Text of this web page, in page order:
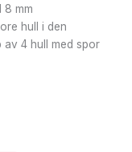
8 mm
hull i den
av 4 hull med spor